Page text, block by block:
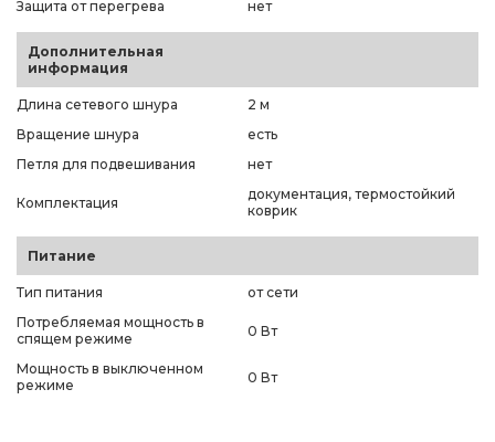
Защита от перегрева
нет
Дополнительная
информация
Длина сетевого шнура
2 м
Вращение шнура
есть
Петля для подвешивания
нет
Комплектация
документация, термостойкий
коврик
Питание
Тип питания
от сети
Потребляемая мощность в
спящем режиме
0 Вт
Мощность в выключенном
режиме
0 Вт